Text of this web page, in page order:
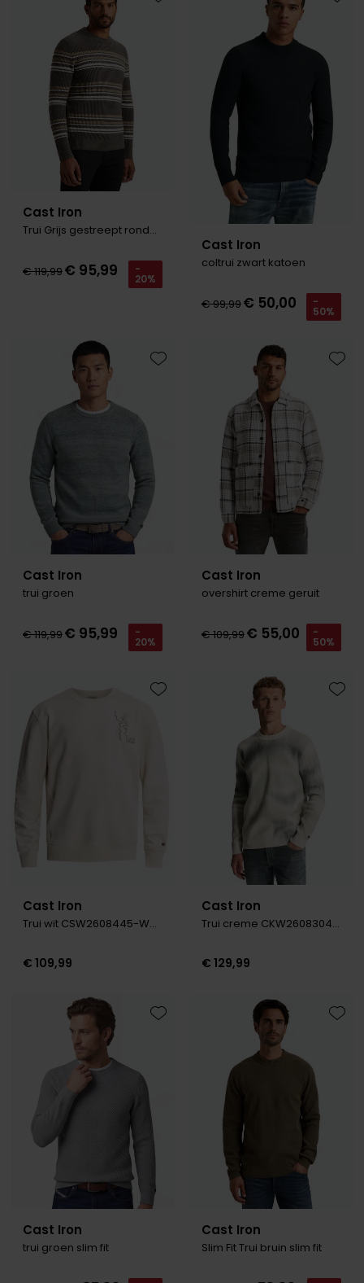
Cast Iron
Trui Grijs gestreept ronde hals
€ 119,99€ 95,99 -
20%
Toevoegen aan favorieten
Cast Iron
coltrui zwart katoen
€ 99,99€ 50,00 -
50%
Cast Iron
trui groen
€ 119,99€ 95,99 -
20%
Toevoegen aan favorieten
Cast Iron
overshirt creme geruit
€ 109,99€ 55,00 -
50%
Cast Iron
Trui wit CSW2608445-White Down
€ 109,99
Toevoegen aan favorieten
Cast Iron
Trui creme CKW2608304-White Down
€ 129,99
Cast Iron
trui groen slim fit
Toevoegen aan favorieten
Cast Iron
Slim Fit Trui bruin slim fit